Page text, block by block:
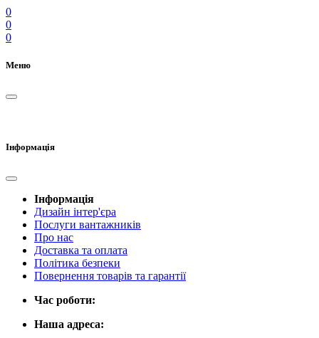
0
0
0
Меню
Інформація
Інформація
Дизайн інтер'єра
Послуги вантажників
Про нас
Доставка та оплата
Політика безпеки
Повернення товарів та гарантії
Час роботи:
Наша адреса: